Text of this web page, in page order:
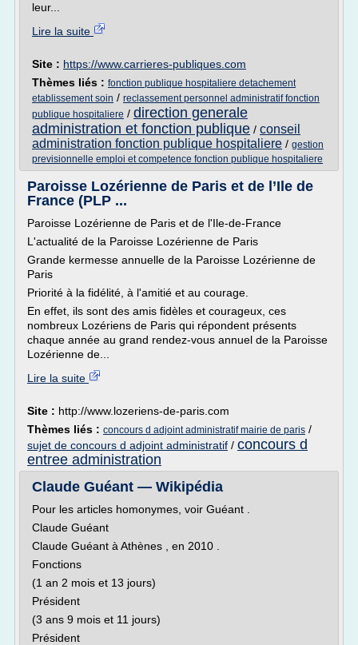
leur...
Lire la suite
Site : https://www.carrieres-publiques.com
Thèmes liés : fonction publique hospitaliere detachement
etablissement soin / reclassement personnel administratif fonction
publique hospitaliere / direction generale
administration et fonction publique / conseil
administration fonction publique hospitaliere / gestion
previsionnelle emploi et competence fonction publique hospitaliere
Paroisse Lozérienne de Paris et de l’Ile de
France (PLP ...
Paroisse Lozérienne de Paris et de l'Ile-de-France
L'actualité de la Paroisse Lozérienne de Paris
Grande kermesse annuelle de la Paroisse Lozérienne de
Paris
Priorité à la fidélité, à l'amitié et au courage.
En effet, ils sont des amis fidèles et courageux, ces
nombreux Lozériens de Paris qui répondent présents
chaque année au grand rendez-vous annuel de la Paroisse
Lozérienne de...
Lire la suite
Site : http://www.lozeriens-de-paris.com
Thèmes liés : concours d adjoint administratif mairie de paris /
sujet de concours d adjoint administratif / concours d
entree administration
Claude Guéant — Wikipédia
Pour les articles homonymes, voir Guéant .
Claude Guéant
Claude Guéant à Athènes , en 2010 .
Fonctions
(1 an 2 mois et 13 jours)
Président
(3 ans 9 mois et 11 jours)
Président